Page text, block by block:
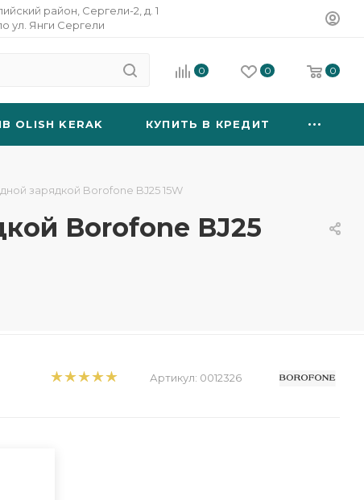
район, Сергели-2, д. 1
ул. Янги Сергели
0 0 0
OLISH KERAK КУПИТЬ В КРЕДИТ
зарядкой Borofone BJ25 15W
Borofone BJ25
Артикул: 0012326